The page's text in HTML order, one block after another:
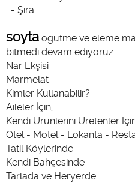
- Şıra
soyta ögütme ve eleme
bitmedi devam ediyoruz
Nar Ekşisi
Marmelat
Kimler Kullanabilir?
Aileler İçin,
Kendi Ürünlerini Üretenler
Otel - Motel - Lokanta -
Tatil Köylerinde
Kendi Bahçesinde
Tarlada ve Heryerde